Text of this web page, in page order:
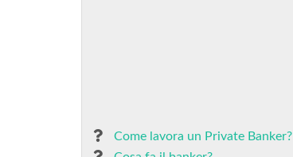
Come lavora un Private Banker?